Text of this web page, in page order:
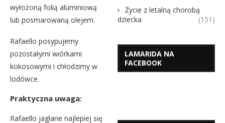
wyłożoną folią aluminiową
lub posmarowaną olejem.
Rafaello posypujemy
pozostałymi wiórkami
kokosowymi i chłodzimy w
lodówce.
Praktyczna uwaga:
Rafaello jaglane najlepiej się
Życie z letalną chorobą
dziecka
(151)
LAMARIDA NA
FACEBOOK